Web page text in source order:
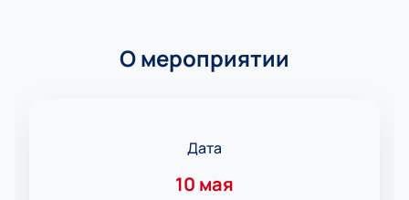
О мероприятии
Дата
10 мая